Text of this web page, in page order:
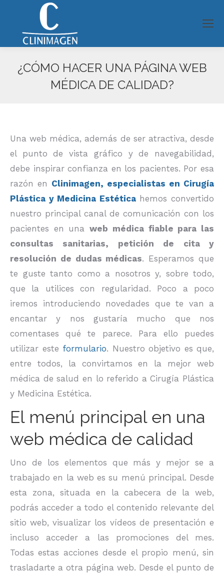
¿CÓMO HACER UNA PÁGINA WEB
MÉDICA DE CALIDAD?
Una web médica, además de ser atractiva, desde
el punto de vista gráfico y de navegabilidad,
debe inspirar confianza en los pacientes. Por esa
razón en Clinimagen, especialistas en Cirugía
Plástica y Medicina Estéticahemos convertido
nuestro principal canal de comunicación con los
pacientes en unaweb médica fiable para las
consultas sanitarias, petición de cita y
resolución de dudas médicas. Esperamos que
te guste tanto como a nosotros y, sobre todo,
que la utilices con regularidad. Poco a poco
iremos introduciendo novedades que te van a
encantar y nos gustaría mucho que nos
comentases qué te parece. Para ello puedes
utilizar este formulario. Nuestro objetivo es que,
entre todos, la convirtamos en la mejor web
médica de salud en lo referido a Cirugía Plástica
y Medicina Estética.
El menú principal en una
web médica de calidad
Uno de los elementos que más y mejor se a
trabajado en la web es su menú principal. Desde
esta zona, situada en la cabecera de la web,
podrás acceder a todo el contenido relevante del
sitio web, visualizar los vídeos de presentación e
incluso acceder a las promociones del mes.
Todas estas acciones desde el propio menú, sin
trasladarte a otra página web. Desde el punto de